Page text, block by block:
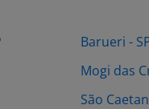
Barueri -
Mogi das
São